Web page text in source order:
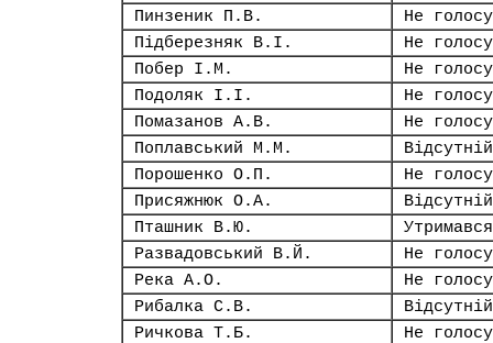
Пинзеник П.В.
Не
Підберезняк В.І.
Не
Побер І.М.
Не
Подоляк І.І.
Не
Помазанов А.В.
Не
Поплавський М.М.
Відсутній
Порошенко О.П.
Не
Присяжнюк О.А.
Відсутній
Пташник В.Ю.
Утримався
Развадовський В.Й.
Не
Река А.О.
Не
Рибалка С.В.
Відсутній
Ричкова Т.Б.
Не